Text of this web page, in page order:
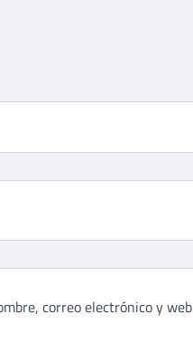
correo electrónico y